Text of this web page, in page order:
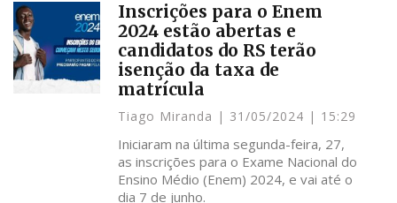
Inscrições para o Enem
2024 estão abertas e
candidatos do RS terão
isenção da taxa de
matrícula
Tiago Miranda 31/05/2024 15:29
Iniciaram na última segunda-feira, 27,
as inscrições para o Exame Nacional do
Ensino Médio (Enem) 2024, e vai até o
dia 7 de junho.